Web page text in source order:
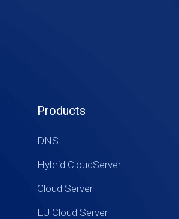
Products
DNS
Hybrid CloudServer
Cloud Server
EU Cloud Server